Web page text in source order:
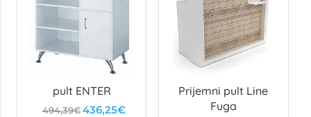
pult ENTER
494,39€ 436,25€
Prijemni pult Line
Fuga